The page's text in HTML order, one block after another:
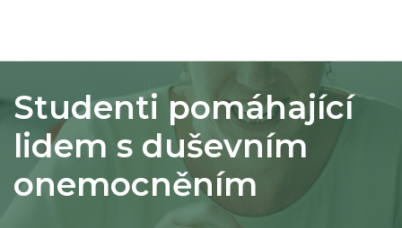
Studenti pomáhající
lidem s duševním
onemocněním